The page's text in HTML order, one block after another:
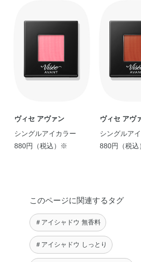
【春のやわらかオレンジ
メイク♪】 優し …
furu
【ポ
最近
Mana
《BCの休日メイク☆》
JURI
【オトナ女子のブラウン
メイク】 アイカラ …
aiko
＼ハ
選／
Kana
【マスクだから挑戦しや
すいカラーメイクⅡ …
✳︎これからの季節に！プ
チプラフレッシュ …
chie
【儚
ブラ
Yumi
オフィスメイクにも休日
にも、どんなシーン …
Mitsue
ヴィセ アヴァン
シングルアイカラー
880円（税込）※
ヴィセ アヴ
シングルア
880円（税
このページに関連するタグ
＃アイシャドウ 無香料
＃アイシャドウ しっとり